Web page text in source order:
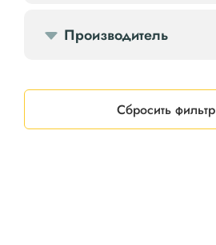
Производитель
Сбросить фильтр